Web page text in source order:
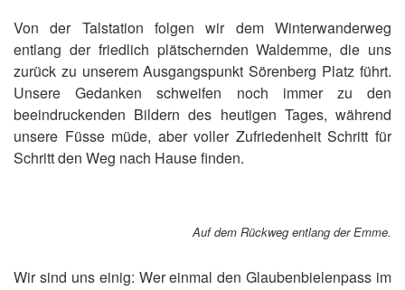
Von der Talstation folgen wir dem Winterwanderweg
entlang der friedlich plätschernden Waldemme, die uns
zurück zu unserem Ausgangspunkt Sörenberg Platz führt.
Unsere Gedanken schweifen noch immer zu den
beeindruckenden Bildern des heutigen Tages, während
unsere Füsse müde, aber voller Zufriedenheit Schritt für
Schritt den Weg nach Hause finden.
Auf dem Rückweg entlang der Emme.
Wir sind uns einig: Wer einmal den Glaubenbielenpass im